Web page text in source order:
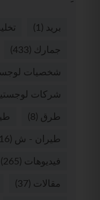
بريد (1)
جمارك (433)
شخصيات
شركات
طرق (8)
طيران - ش (16)
فيديوهات (265)
مقالات (37)